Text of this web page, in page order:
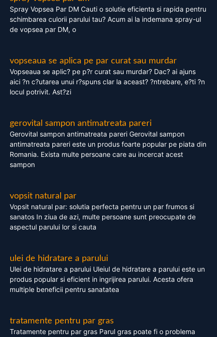
Spray Vopsea Par DM Cauti o solutie eficienta si rapida pentru
schimbarea culorii parului tau? Acum ai la indemana spray-ul
de vopsea par DM, o
vopseaua se aplica pe par curat sau murdar
Vopseaua se aplic? pe p?r curat sau murdar? Dac? ai ajuns
aici ?n c?utarea unui r?spuns clar la aceast? ?ntrebare, e?ti ?n
locul potrivit. Ast?zi
gerovital sampon antimatreata pareri
Gerovital sampon antimatreata pareri Gerovital sampon
antimatreata pareri este un produs foarte popular pe piata din
Romania. Exista multe persoane care au incercat acest
sampon
vopsit natural par
Vopsit natural par: solutia perfecta pentru un par frumos si
sanatos In ziua de azi, multe persoane sunt preocupate de
aspectul parului lor si cauta
ulei de hidratare a parului
Ulei de hidratare a parului Uleiul de hidratare a parului este un
produs popular si eficient in ingrijirea parului. Acesta ofera
multiple beneficii pentru sanatatea
tratamente pentru par gras
Tratamente pentru par gras Parul gras poate fi o problema